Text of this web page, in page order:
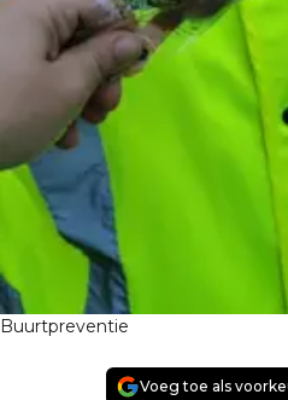
Buurtpreventie
Voeg toe als